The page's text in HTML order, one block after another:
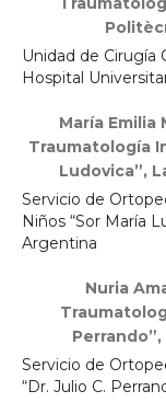
Unidad de Cirugía
Hospital
María Emilia
Traumatología
Ludovica”,
Servicio de
Niños “Sor María
Argentina
Nuria
Servicio de
“Dr. Julio C.